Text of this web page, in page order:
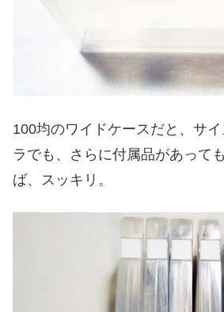
100均のワイドケースだと、サ
ラでも、さらに付属品があって
ば、スッキリ。